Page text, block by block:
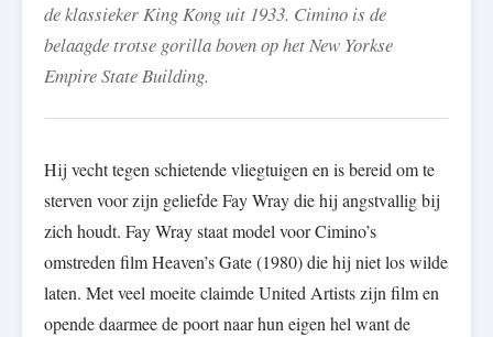
de klassieker King Kong uit 1933. Cimino is de
belaagde trotse gorilla boven op het New Yorkse
Empire State Building.
Hij vecht tegen schietende vliegtuigen en is bereid om te
sterven voor zijn geliefde Fay Wray die hij angstvallig bij
zich houdt. Fay Wray staat model voor Cimino’s
omstreden film Heaven’s Gate (1980) die hij niet los wilde
laten. Met veel moeite claimde United Artists zijn film en
opende daarmee de poort naar hun eigen hel want de